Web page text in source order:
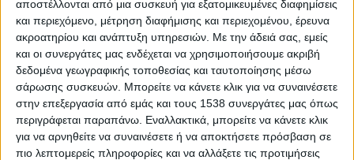
αποστέλλονται από μια συσκευή για εξατομικευμένες διαφημίσεις
και περιεχόμενο, μέτρηση διαφήμισης και περιεχομένου, έρευνα
ακροατηρίου και ανάπτυξη υπηρεσιών. Με την άδειά σας, εμείς
και οι συνεργάτες μας ενδέχεται να χρησιμοποιήσουμε ακριβή
δεδομένα γεωγραφικής τοποθεσίας και ταυτοποίησης μέσω
σάρωσης συσκευών. Μπορείτε να κάνετε κλικ για να συναινέσετε
στην επεξεργασία από εμάς και τους 1538 συνεργάτες μας όπως
περιγράφεται παραπάνω. Εναλλακτικά, μπορείτε να κάνετε κλικ
για να αρνηθείτε να συναινέσετε ή να αποκτήσετε πρόσβαση σε
πιο λεπτομερείς πληροφορίες και να αλλάξετε τις προτιμήσεις
Χωρίς περιορισμούς για τους εμβολιασμένους σε
κλειστούς χώρους